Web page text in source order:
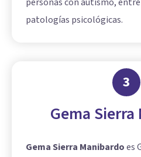
patologías psicológicas.
3
Gema
Gema Sierra Manibardoes